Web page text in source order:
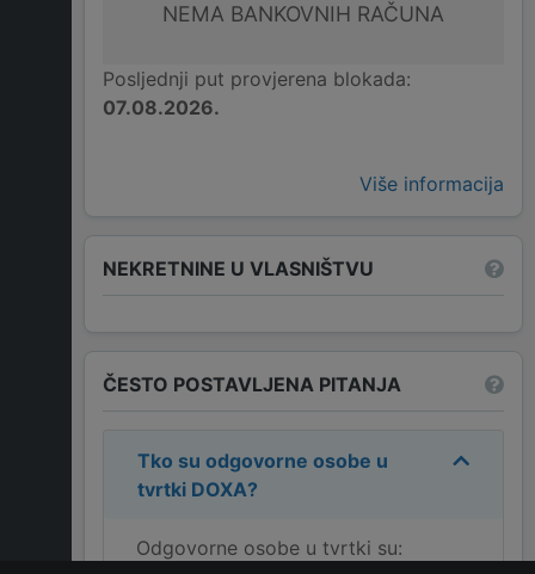
NEMA BANKOVNIH RAČUNA
Posljednji put provjerena blokada:
07.08.2026.
Više informacija
NEKRETNINE U VLASNIŠTVU
ČESTO POSTAVLJENA PITANJA
Tko su odgovorne osobe u
tvrtki DOXA?
Odgovorne osobe u tvrtki su: